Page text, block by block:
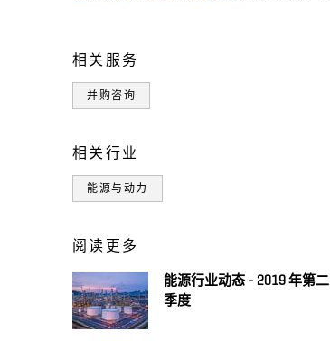
相关服务
并购咨询
相关行业
能源与动力
阅读更多
能源行业动态 - 2019 年第二
季度